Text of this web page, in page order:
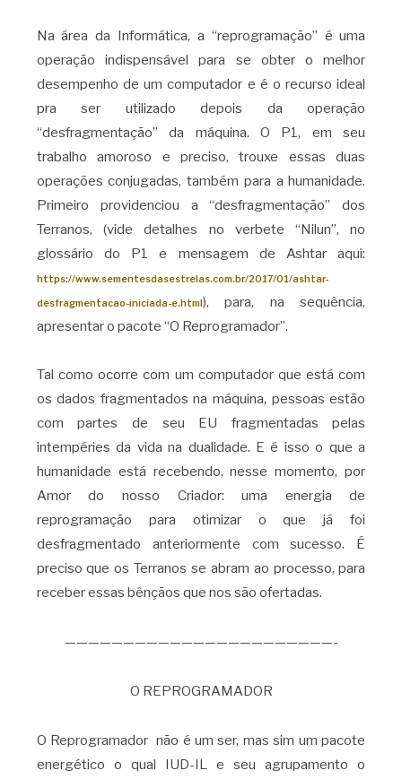
Na área da Informática, a “reprogramação” é uma
operação indispensável para se obter o melhor
desempenho de um computador e é o recurso ideal
pra ser utilizado depois da operação
“desfragmentação” da máquina. O P1, em seu
trabalho amoroso e preciso, trouxe essas duas
operações conjugadas, também para a humanidade.
Primeiro providenciou a “desfragmentação” dos
Terranos, (vide detalhes no verbete “Nilun”, no
glossário do P1 e mensagem de Ashtar aqui:
https://www.sementesdasestrelas.com.br/2017/01/ashtar-
desfragmentacao-iniciada-e.html), para, na sequência,
apresentar o pacote “O Reprogramador”.
Tal como ocorre com um computador que está com
os dados fragmentados na máquina, pessoas estão
com partes de seu EU fragmentadas pelas
intempéries da vida na dualidade. E é isso o que a
humanidade está recebendo, nesse momento, por
Amor do nosso Criador: uma energia de
reprogramação para otimizar o que já foi
desfragmentado anteriormente com sucesso. É
preciso que os Terranos se abram ao processo, para
receber essas bênçãos que nos são ofertadas.
———————————————————————-
O REPROGRAMADOR
O Reprogramador não é um ser, mas sim um pacote
energético o qual IUD-IL e seu agrupamento o